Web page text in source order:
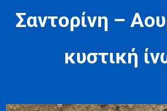
Σαντορίνη –
κυστική